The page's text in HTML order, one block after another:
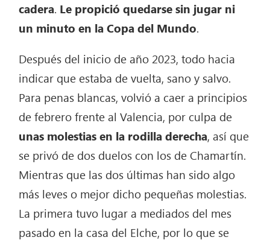
cadera. Le propició quedarse sin jugar ni
un minuto en la Copa del Mundo.
Después del inicio de año 2023, todo hacia
indicar que estaba de vuelta, sano y salvo.
Para penas blancas, volvió a caer a principios
de febrero frente al Valencia, por culpa de
unas molestias en la rodilla derecha, así que
se privó de dos duelos con los de Chamartín.
Mientras que las dos últimas han sido algo
más leves o mejor dicho pequeñas molestias.
La primera tuvo lugar a mediados del mes
pasado en la casa del Elche, por lo que se